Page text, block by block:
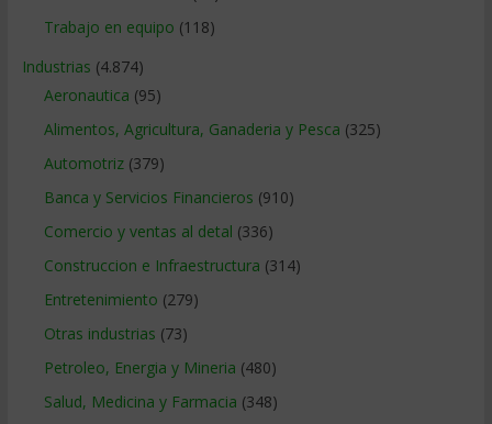
Trabajo en equipo (118)
Industrias (4.874)
Aeronautica (95)
Alimentos, Agricultura, Ganaderia y Pesca (325)
Automotriz(379)
Banca y Servicios Financieros (910)
Comercio y ventas al detal (336)
Construccion e Infraestructura (314)
Entretenimiento (279)
Otras industrias (73)
Petroleo, Energia y Mineria (480)
Salud, Medicina y Farmacia (348)